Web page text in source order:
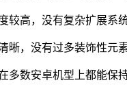
高，没有复杂扩展系
，没有过多装饰性元
数安卓机型上都能保